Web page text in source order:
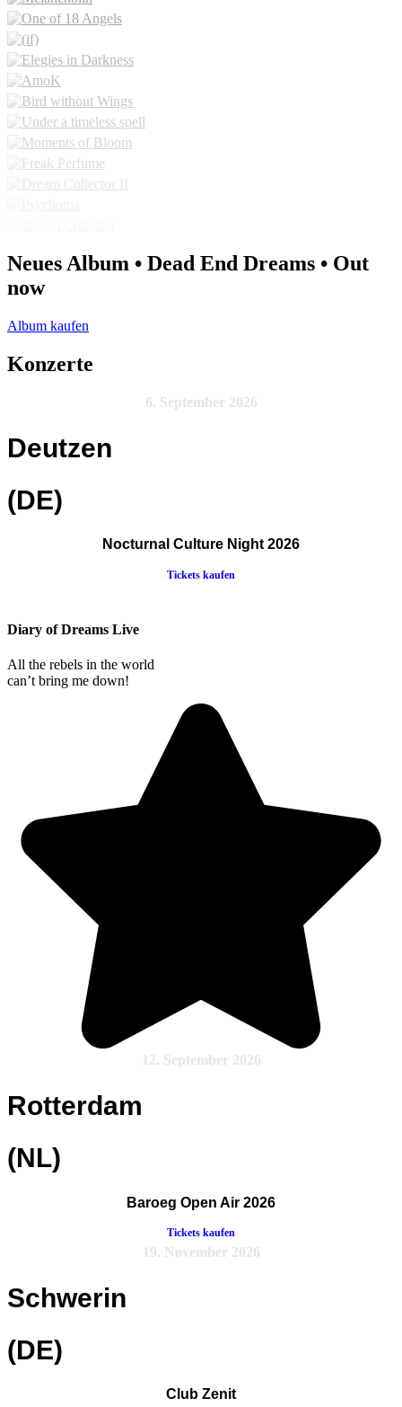
Neues Album • Dead End Dreams • Out
now
Album kaufen
Konzerte
6. September 2026
Deutzen
(DE)
Nocturnal Culture Night 2026
Tickets kaufen
Diary of Dreams Live
All the rebels in the world
can’t bring me down!
12. September 2026
Rotterdam
(NL)
Baroeg Open Air 2026
Tickets kaufen
19. November 2026
Schwerin
(DE)
Club Zenit